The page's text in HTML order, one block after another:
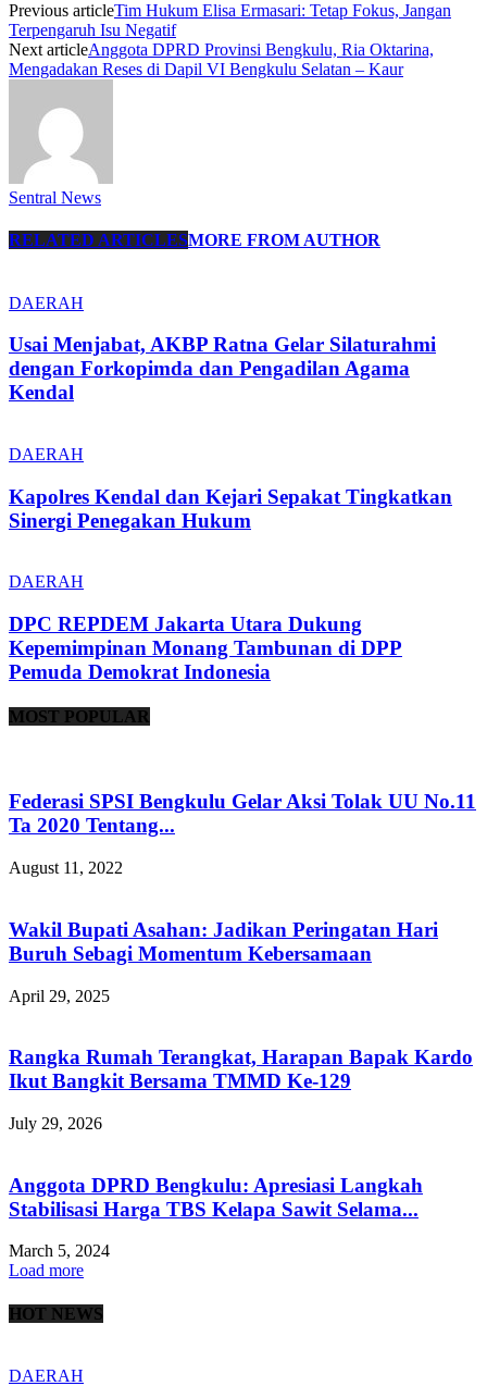
Previous articleTim Hukum Elisa Ermasari: Tetap Fokus, Jangan
Terpengaruh Isu Negatif
Next articleAnggota DPRD Provinsi Bengkulu, Ria Oktarina,
Mengadakan Reses di Dapil VI Bengkulu Selatan – Kaur
Sentral News
RELATED ARTICLESMORE FROM AUTHOR
DAERAH
Usai Menjabat, AKBP Ratna Gelar Silaturahmi
dengan Forkopimda dan Pengadilan Agama
Kendal
DAERAH
Kapolres Kendal dan Kejari Sepakat Tingkatkan
Sinergi Penegakan Hukum
DAERAH
DPC REPDEM Jakarta Utara Dukung
Kepemimpinan Monang Tambunan di DPP
Pemuda Demokrat Indonesia
MOST POPULAR
Federasi SPSI Bengkulu Gelar Aksi Tolak UU No.11
Ta 2020 Tentang...
August 11, 2022
Wakil Bupati Asahan: Jadikan Peringatan Hari
Buruh Sebagi Momentum Kebersamaan
April 29, 2025
Rangka Rumah Terangkat, Harapan Bapak Kardo
Ikut Bangkit Bersama TMMD Ke-129
July 29, 2026
Anggota DPRD Bengkulu: Apresiasi Langkah
Stabilisasi Harga TBS Kelapa Sawit Selama...
March 5, 2024
Load more
HOT NEWS
DAERAH